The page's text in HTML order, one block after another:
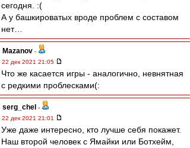
сегодня. :(
А у башкироватых вроде проблем с составом
нет…
Mazanov -
22 дек 2021 21:05
Что же касается игры - аналогично, невнятная
с редкими проблесками(:
serg_chel -
22 дек 2021 21:01
Уже даже интересно, кто лучше себя покажет.
Наш второй человек с Ямайки или Ботхейм,